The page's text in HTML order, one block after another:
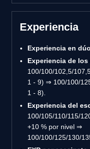
Experiencia
Experiencia en
Experiencia de
100/100/102,5/
1 - 9) ⇒ 100/100/
1 - 8).
Experiencia del
100/105/110/115/
+10 % por nivel ⇒
100/100/125/130/